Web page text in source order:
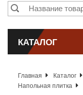
КАТАЛОГ
Главная Каталог
Напольная плитка